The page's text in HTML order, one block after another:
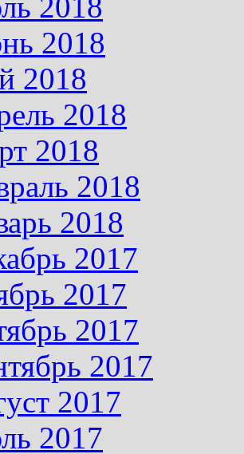
2018
2018
2018
2018
2018
2018
2017
2017
2017
2017
2017
2017